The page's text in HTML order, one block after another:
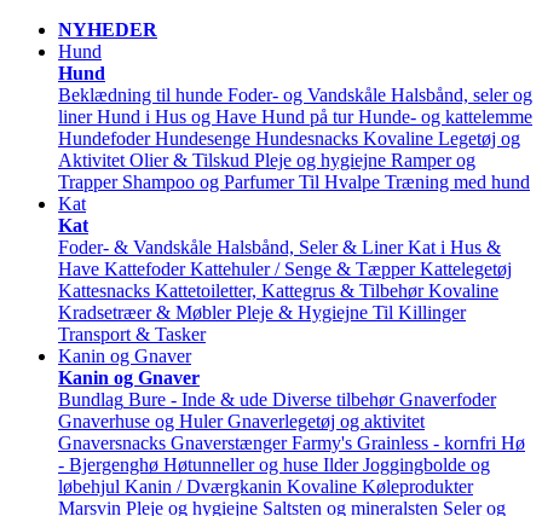
NYHEDER
Hund
Hund
Beklædning til hunde Foder- og Vandskåle Halsbånd, seler og
liner Hund i Hus og Have Hund på tur Hunde- og kattelemme
Hundefoder Hundesenge Hundesnacks Kovaline Legetøj og
Aktivitet Olier & Tilskud Pleje og hygiejne Ramper og
Trapper Shampoo og Parfumer Til Hvalpe Træning med hund
Kat
Kat
Foder- & Vandskåle Halsbånd, Seler & Liner Kat i Hus &
Have Kattefoder Kattehuler / Senge & Tæpper Kattelegetøj
Kattesnacks Kattetoiletter, Kattegrus & Tilbehør Kovaline
Kradsetræer & Møbler Pleje & Hygiejne Til Killinger
Transport & Tasker
Kanin og Gnaver
Kanin og Gnaver
Bundlag Bure - Inde & ude Diverse tilbehør Gnaverfoder
Gnaverhuse og Huler Gnaverlegetøj og aktivitet
Gnaversnacks Gnaverstænger Farmy's Grainless - kornfri Hø
- Bjergenghø Høtunneller og huse Ilder Joggingbolde og
løbehjul Kanin / Dværgkanin Kovaline Køleprodukter
Marsvin Pleje og hygiejne Saltsten og mineralsten Seler og